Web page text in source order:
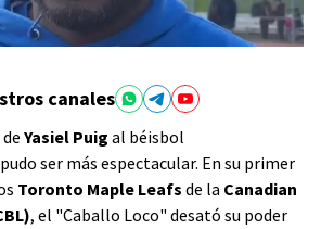
canales
Yasiel Puig al béisbol
ser más espectacular. En su primer
Toronto Maple Leafs de la Canadian
, el "Caballo Loco" desató su poder